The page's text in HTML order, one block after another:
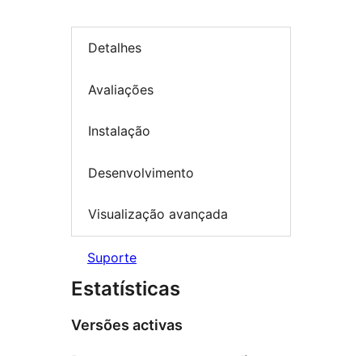
Detalhes
Avaliações
Instalação
Desenvolvimento
Visualização avançada
Suporte
Estatísticas
Versões activas